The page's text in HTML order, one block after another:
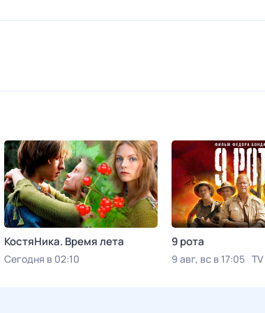
КостяНика. Время лета
Сегодня в 02:10
9 рота
9 авг, вс в 17:05